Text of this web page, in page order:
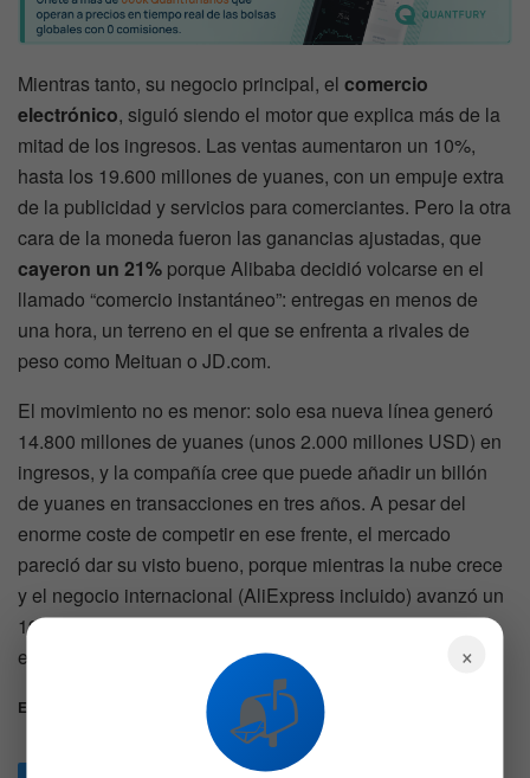
Mientras tanto, su negocio principal, el comercio
electrónico, siguió siendo el motor que explica más de la
mitad de los ingresos. Las ventas aumentaron un 10%,
hasta los 19.600 millones de yuanes, con un empuje extra
de la publicidad y servicios para comerciantes. Pero la otra
cara de la moneda fueron las ganancias ajustadas, que
cayeron un 21% porque Alibaba decidió volcarse en el
llamado “comercio instantáneo”: entregas en menos de
una hora, un terreno en el que se enfrenta a rivales de
peso como Meituan o JD.com.
El movimiento no es menor: solo esa nueva línea generó
14.800 millones de yuanes (unos 2.000 millones USD) en
ingresos, y la compañía cree que puede añadir un billón
de yuanes en transacciones en tres años. A pesar del
enorme coste de competir en ese frente, el mercado
pareció dar su visto bueno, porque mientras la nube crece
y el negocio internacional (AliExpress incluido) avanzó un
19%, Alibaba sigue dando la sensación de estar
encontrando un nuevo equilibrio.
Etiquetas: Alibaba BABA
×
📬